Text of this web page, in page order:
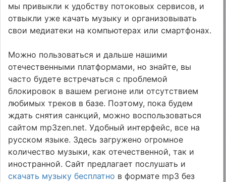
мы привыкли к удобству потоковых сервисов, и
отвыкли уже качать музыку и организовывать
свои медиатеки на компьютерах или смартфонах.
Можно пользоваться и дальше нашими
отечественными платформами, но знайте, вы
часто будете встречаться с проблемой
блокировок в вашем регионе или отсутствием
любимых треков в базе. Поэтому, пока будем
ждать снятия санкций, можно воспользоваться
сайтом mp3zen.net. Удобный интерфейс, все на
русском языке. Здесь загружено огромное
количество музыки, как отечественной, так и
иностранной. Сайт предлагает послушать и
скачать музыку бесплатно в формате mp3 без